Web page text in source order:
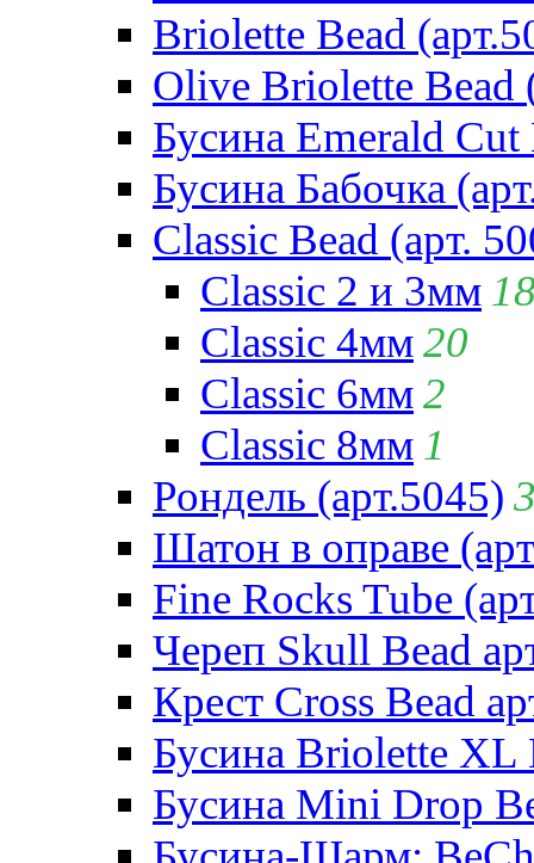
Briolette Bead
Olive Briolette Bead
Бусина Emerald Cut
Бусина Бабочка
Classic Bead (арт.
Classic 2 и 3мм
Classic 4мм20
Classic 6мм2
Classic 8мм 1
Рондель (арт.5045)
Шатон в оправе
Fine Rocks Tube
Череп Skull Bead
Крест Cross Bead
Бусина Briolette XL
Бусина Mini Drop